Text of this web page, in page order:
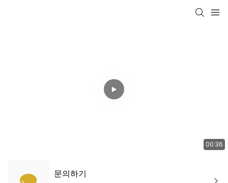
00:36
문의하기